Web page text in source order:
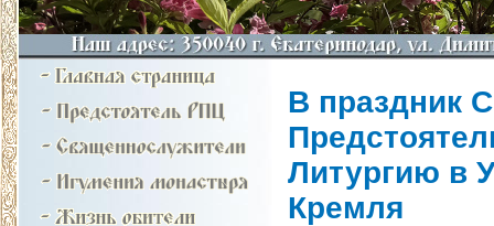
В праздник
Литургию в
Кремля